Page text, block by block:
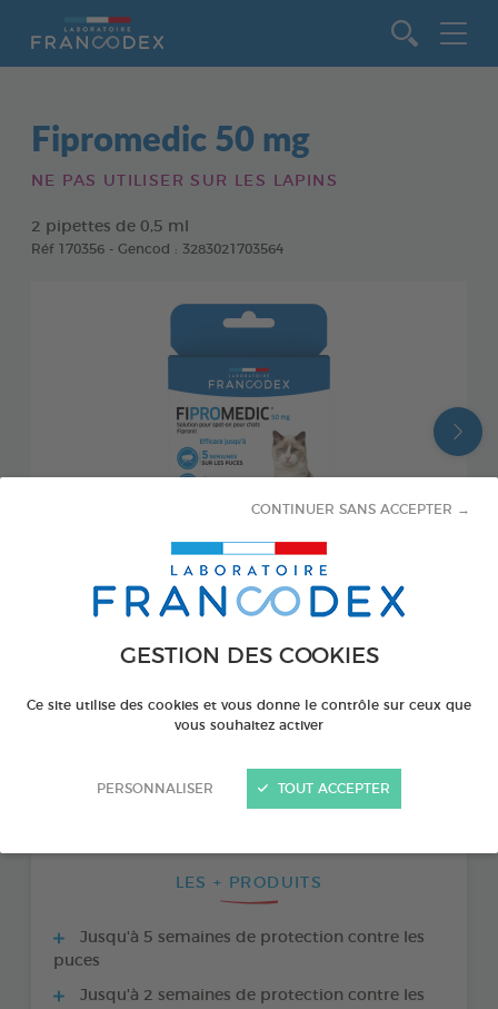
GESTION DES COOKIES
Ce site utilise des cookies et vous donne le contrôle sur ceux que
vous souhaitez activer
PERSONNALISER
CONTINUER SANS ACCEPTER →
TOUT ACCEPTER
Fipromedic 50 mg
NE PAS UTILISER SUR LES LAPINS
2 pipettes de 0,5 ml
Réf 170356 - Gencod : 3283021703564
PRODUIT DISPONIBLE AUSSI EN :
LES + PRODUITS
Jusqu'à 5 semaines de protection contre les
puces
Jusqu'à 2 semaines de protection contre les